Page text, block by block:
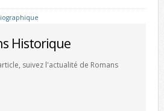
Historique
suivez l'actualité de Romans